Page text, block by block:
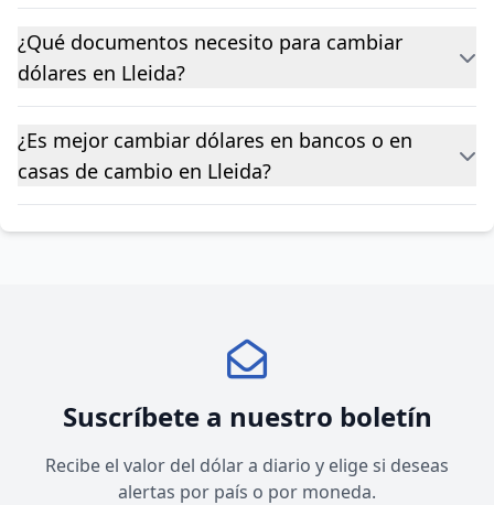
¿Qué documentos necesito para cambiar
dólares en Lleida?
¿Es mejor cambiar dólares en bancos o en
casas de cambio en Lleida?
Suscríbete a nuestro boletín
Recibe el valor del dólar a diario y elige si deseas
alertas por país o por moneda.